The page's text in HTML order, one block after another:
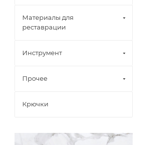
Материалы для
реставрации
Инструмент
Прочее
Крючки